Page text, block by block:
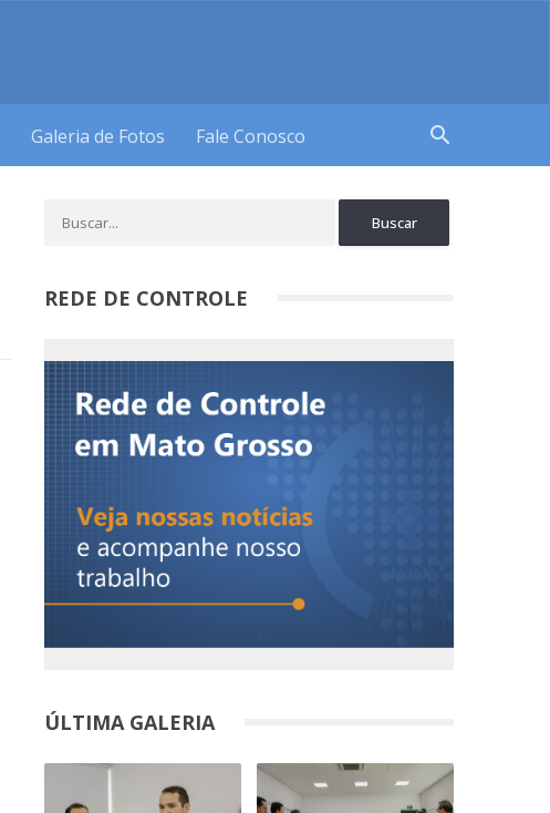
Galeria de Fotos Fale Conosco search
REDE DE CONTROLE
ÚLTIMA GALERIA